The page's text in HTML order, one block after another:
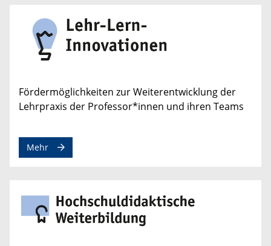
Fördermöglichkeiten zur Weiterentwicklung der
Lehrpraxis der Professor*innen und ihren Teams
Mehr